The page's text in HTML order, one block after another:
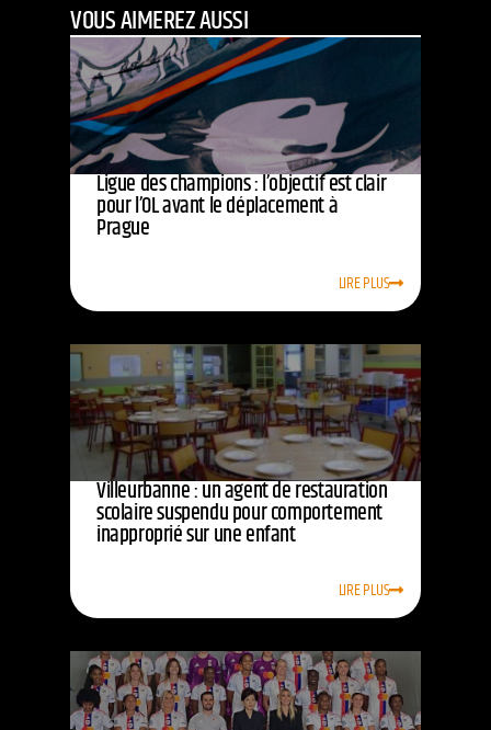
VOUS AIMEREZ AUSSI
Ligue des champions : l’objectif est clair
pour l’OL avant le déplacement à
Prague
LIRE PLUS
Villeurbanne : un agent de restauration
scolaire suspendu pour comportement
inapproprié sur une enfant
LIRE PLUS